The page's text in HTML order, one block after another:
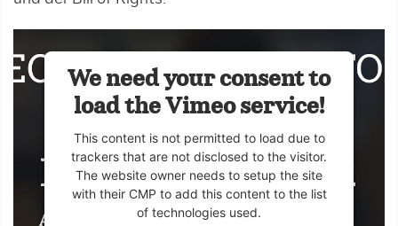
We need your consent to
load the Vimeo service!
This content is not permitted to load due to
trackers that are not disclosed to the visitor.
The website owner needs to setup the site
with their CMP to add this content to the list
of technologies used.